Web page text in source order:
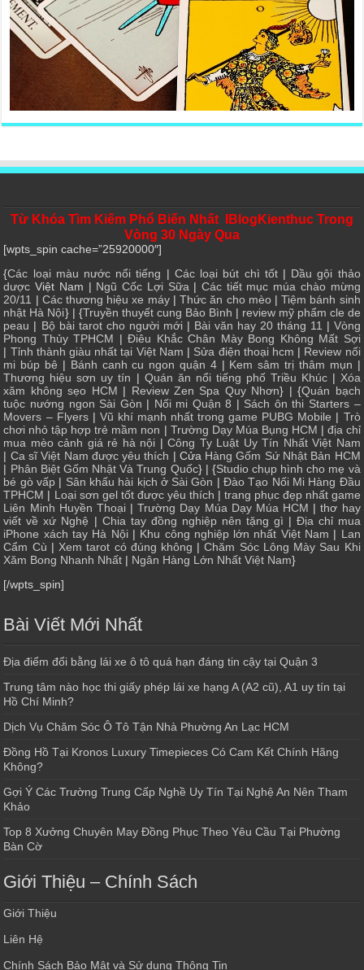
Từ Khóa Tìm Kiếm Phổ Biến Nhất IBlogKienthuc Trong
Vòng 30 Ngày Qua
[wpts_spin cache=”25920000″]
{Các loại màu nước nổi tiếng | Các loại bút chì tốt| Dầu gội thảo
dược Việt Nam | Ngũ Cốc Lợi Sữa | Các tiết mục múa chào mừng
20/11 | Các thương hiệu xe máy|Thức ăn cho mèo|Tiệm bánh sinh
nhật Hà Nội} | {Truyền thuyết cung Bảo Bình | review mỹ phẩm cle de
peau | Bộ bài tarot cho người mới| Bài văn hay 20 tháng 11 | Vòng
Phong Thủy TPHCM |Điêu Khắc Chân Mày Bong Không Mất Sợi
| Tỉnh thành giàu nhất tại Việt Nam | Sửa điện thoại hcm | Review nối
mi búp bê | Bánh canh cu ngon quận 4| Kem sâm trị thâm mụn |
Thương hiệu sơn uy tín | Quán ăn nổi tiếng phố Triều Khúc| Xóa
xăm không sẹo HCM | Review Zen Spa Quy Nhơn} | {Quán bạch
tuộc nướng ngon Sài Gòn | Nối mi Quận 8 | Sách ôn thi Starters –
Movers – Flyers| Vũ khí mạnh nhất trong game PUBG Mobile | Trò
chơi nhỏ tập hợp trẻ mầm non | Trường Dạy Múa Bụng HCM | địa chỉ
mua mèo cảnh giá rẻ hà nội |Công Ty Luật Uy Tín Nhất Việt Nam
| Ca sĩ Việt Nam được yêu thích | Cửa Hàng Gốm Sứ Nhật Bản HCM
| Phân Biệt Gốm Nhật Và Trung Quốc} | {Studio chụp hình cho mẹ và
bé gò vấp | Sân khấu hài kịch ở Sài Gòn |Đào Tạo Nối Mi Hàng Đầu
TPHCM | Loại sơn gel tốt được yêu thích | trang phục đẹp nhất game
Liên Minh Huyền Thoại|Trường Dạy Múa Dạy Múa HCM |thơ hay
viết về xứ Nghệ | Chia tay đồng nghiệp nên tặng gì | Địa chỉ mua
iPhone xách tay Hà Nội| Khu công nghiệp lớn nhất Việt Nam | Lan
Cẩm Cù | Xem tarot có đúng không |Chăm Sóc Lông Mày Sau Khi
Xăm Bong Nhanh Nhất | Ngân Hàng Lớn Nhất Việt Nam}
[/wpts_spin]
Bài Viết Mới Nhất
Địa điểm đổi bằng lái xe ô tô quá hạn đáng tin cậy tại Quận 3
Trung tâm nào học thi giấy phép lái xe hạng A (A2 cũ), A1 uy tín tại
Hồ Chí Minh?
Dịch Vụ Chăm Sóc Ô Tô Tận Nhà Phường An Lạc HCM
Đồng Hồ Tại Kronos Luxury Timepieces Có Cam Kết Chính Hãng
Không?
Gợi Ý Các Trường Trung Cấp Nghề Uy Tín Tại Nghệ An Nên Tham
Khảo
Top 8 Xưởng Chuyên May Đồng Phục Theo Yêu Cầu Tại Phường
Bàn Cờ
Giới Thiệu – Chính Sách
Giới Thiệu
Liên Hệ
Chính Sách Bảo Mật và Sử dụng Thông Tin